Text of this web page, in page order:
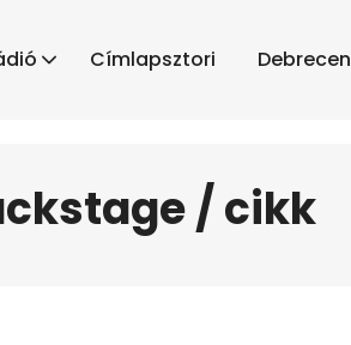
Címlapsztori Debrecen
/ cikk